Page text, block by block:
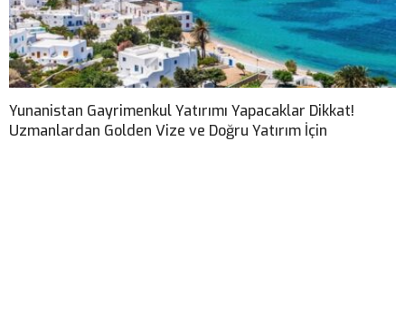
Yunanistan Gayrimenkul Yatırımı Yapacaklar Dikkat!
Uzmanlardan Golden Vize ve Doğru Yatırım İçin